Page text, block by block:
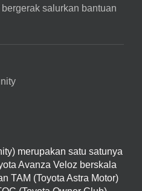
salurkan bantuan
merupakan satu satunya
Avanza Veloz berskala
TAM (Toyota Astra Motor)